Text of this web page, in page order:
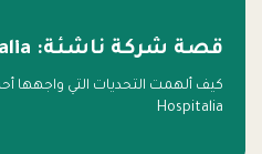
قصة شركة ناشئة: Hospitalia
كيف ألهمت التحديات التي واجهها
Hospitalia